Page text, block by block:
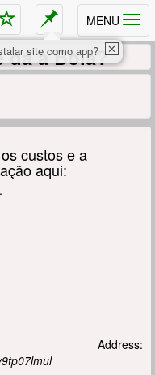
MENU
dá a Bola?
custos e a
aqui:
Address:
✕
site como app?